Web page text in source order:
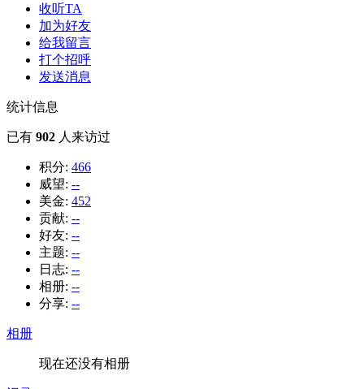
收听TA
加为好友
给我留言
打个招呼
发送消息
统计信息
已有 902 人来访过
积分: 466
威望: --
美金: 452
贡献: --
好友: --
主题: --
日志: --
相册: --
分享: --
相册
现在还没有相册